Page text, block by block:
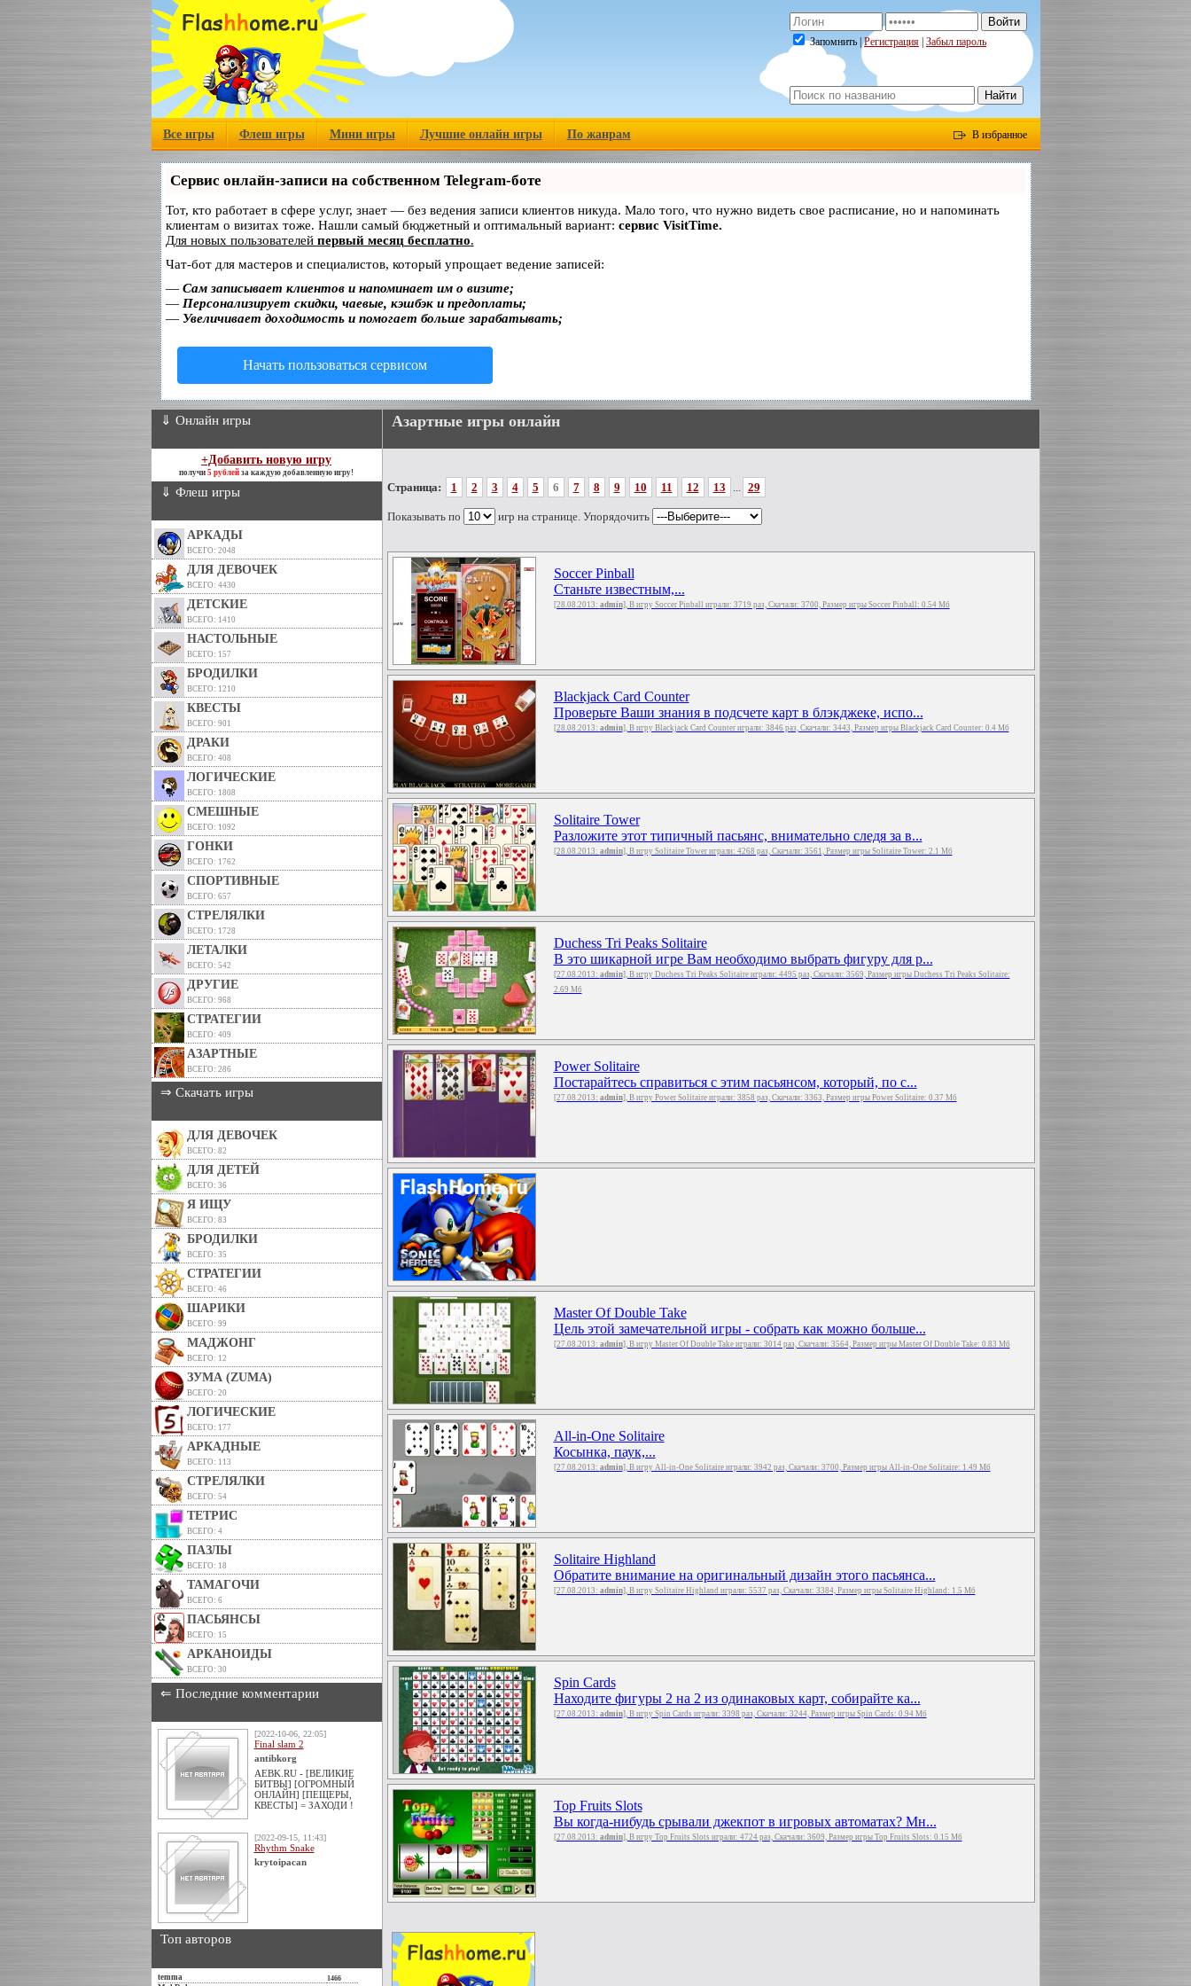
Запомнить |Регистрация Забыл пароль
Все игры Флеш игры Мини игры Лучшие онлайн игры По жанрам В избранное
Сервис онлайн-записи на собственном Telegram-боте
Тот, кто работает в сфере услуг, знает — без ведения записи клиентов никуда. Мало того, что нужно видеть свое расписание, но и напоминать
клиентам о визитах тоже. Нашли самый бюджетный и оптимальный вариант: сервис VisitTime.
Для новых пользователей первый месяц бесплатно.
Чат-бот для мастеров и специалистов, который упрощает ведение записей:
— Сам записывает клиентов и напоминает им о визите;
— Персонализирует скидки, чаевые, кэшбэк и предоплаты;
— Увеличивает доходимость и помогает больше зарабатывать;
Начать пользоваться сервисом
⇓ Онлайн игры
+Добавить новую игру
получи 5 рублей за каждую добавленную игру!
⇓ Флеш игры
АРКАДЫ
ВСЕГО: 2048
ДЛЯ ДЕВОЧЕК
ВСЕГО: 4430
ДЕТСКИЕ
ВСЕГО: 1410
НАСТОЛЬНЫЕ
ВСЕГО: 157
БРОДИЛКИ
ВСЕГО: 1210
КВЕСТЫ
ВСЕГО: 901
ДРАКИ
ВСЕГО: 408
ЛОГИЧЕСКИЕ
ВСЕГО: 1808
СМЕШНЫЕ
ВСЕГО: 1092
ГОНКИ
ВСЕГО: 1762
СПОРТИВНЫЕ
ВСЕГО: 657
СТРЕЛЯЛКИ
ВСЕГО: 1728
ЛЕТАЛКИ
ВСЕГО: 542
ДРУГИЕ
ВСЕГО: 968
СТРАТЕГИИ
ВСЕГО: 409
АЗАРТНЫЕ
ВСЕГО: 286
⇒ Скачать игры
ДЛЯ ДЕВОЧЕК
ВСЕГО: 82
ДЛЯ ДЕТЕЙ
ВСЕГО: 36
Я ИЩУ
ВСЕГО: 83
БРОДИЛКИ
ВСЕГО: 35
СТРАТЕГИИ
ВСЕГО: 46
ШАРИКИ
ВСЕГО: 99
МАДЖОНГ
ВСЕГО: 12
ЗУМА (ZUMA)
ВСЕГО: 20
ЛОГИЧЕСКИЕ
ВСЕГО: 177
АРКАДНЫЕ
ВСЕГО: 113
СТРЕЛЯЛКИ
ВСЕГО: 54
ТЕТРИС
ВСЕГО: 4
ПАЗЛЫ
ВСЕГО: 18
ТАМАГОЧИ
ВСЕГО: 6
ПАСЬЯНСЫ
ВСЕГО: 15
АРКАНОИДЫ
ВСЕГО: 30
⇐ Последние комментарии
[2022-10-06, 22:05]
Final slam 2
antibkorg
AEBK.RU - [ВЕЛИКИЕ
БИТВЫ] [ОГРОМНЫЙ
ОНЛАЙН] [ПЕЩЕРЫ,
КВЕСТЫ] = ЗАХОДИ !
[2022-09-15, 11:43]
Rhythm Snake
krytoipacan
Топ авторов
temma 1466
Азартные игры онлайн
Страница: 1 2 3 4 5 6 7 8 9 10 11 12 13 ... 29
Показывать по игр на странице. Упорядочить
Soccer Pinball
Станьте известным,...
[28.08.2013: admin], В игру Soccer Pinball играли: 3719 раз, Скачали: 3700, Размер игры Soccer Pinball: 0.54 Мб
Blackjack Card Counter
Проверьте Ваши знания в подсчете карт в блэкджеке, испо...
[28.08.2013: admin], В игру Blackjack Card Counter играли: 3846 раз, Скачали: 3443, Размер игры Blackjack Card Counter: 0.4 Мб
Solitaire Tower
Разложите этот типичный пасьянс, внимательно следя за в...
[28.08.2013: admin], В игру Solitaire Tower играли: 4268 раз, Скачали: 3561, Размер игры Solitaire Tower: 2.1 Мб
Duchess Tri Peaks Solitaire
В это шикарной игре Вам необходимо выбрать фигуру для р...
[27.08.2013: admin], В игру Duchess Tri Peaks Solitaire играли: 4495 раз, Скачали: 3569, Размер игры Duchess Tri Peaks Solitaire:
2.69 Мб
Power Solitaire
Постарайтесь справиться с этим пасьянсом, который, по с...
[27.08.2013: admin], В игру Power Solitaire играли: 3858 раз, Скачали: 3363, Размер игры Power Solitaire: 0.37 Мб
Master Of Double Take
Цель этой замечательной игры - собрать как можно больше...
[27.08.2013: admin], В игру Master Of Double Take играли: 3014 раз, Скачали: 3564, Размер игры Master Of Double Take: 0.83 Мб
All-in-One Solitaire
Косынка, паук,...
[27.08.2013: admin], В игру All-in-One Solitaire играли: 3942 раз, Скачали: 3700, Размер игры All-in-One Solitaire: 1.49 Мб
Solitaire Highland
Обратите внимание на оригинальный дизайн этого пасьянса...
[27.08.2013: admin], В игру Solitaire Highland играли: 5537 раз, Скачали: 3384, Размер игры Solitaire Highland: 1.5 Мб
Spin Cards
Находите фигуры 2 на 2 из одинаковых карт, собирайте ка...
[27.08.2013: admin], В игру Spin Cards играли: 3398 раз, Скачали: 3244, Размер игры Spin Cards: 0.94 Мб
Top Fruits Slots
Вы когда-нибудь срывали джекпот в игровых автоматах? Мн...
[27.08.2013: admin], В игру Top Fruits Slots играли: 4724 раз, Скачали: 3609, Размер игры Top Fruits Slots: 0.15 Мб